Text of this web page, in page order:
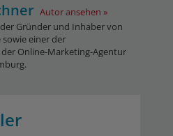
Autor ansehen
Gründer und Inhaber von
einer der
Online-Marketing-Agentur